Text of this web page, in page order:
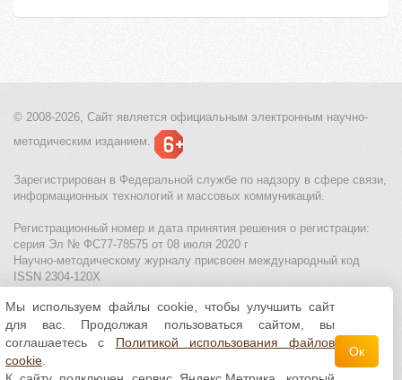
© 2008-2026, Сайт является официальным электронным научно-
методическим изданием.
Зарегистрирован в Федеральной службе по надзору в сфере связи,
информационных технологий и массовых коммуникаций.
Регистрационный номер и дата принятия решения о регистрации:
серия Эл № ФС77-78575 от 08 июля 2020 г
Научно-методическому журналу присвоен международный код
ISSN 2304-120X
МЦИТО|Школьные олимпиады и онлайн конкурсы для детей
Политика использования файлов cookie| Политика обработки и
защиты персональных данных
Все материалы доступны полицензии Creative
Мы используем файлы cookie, чтобы улучшить сайт
для вас. Продолжая пользоваться сайтом, вы
соглашаетесь с Политикой использования файлов
cookie
Ок